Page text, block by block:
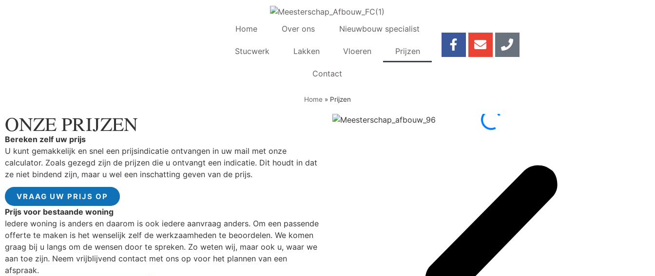
Home Over ons Nieuwbouw specialist
Stucwerk Lakken Vloeren Prijzen
Contact
Home » Prijzen
ONZE PRIJZEN
Bereken zelf uw prijs
U kunt gemakkelijk en snel een prijsindicatie ontvangen in uw mail met onze
calculator. Zoals gezegd zijn de prijzen die u ontvangt een indicatie. Dit houdt in dat
ze niet bindend zijn, maar u wel een inschatting geven van de prijs.
VRAAG UW PRIJS OP
Prijs voor bestaande woning
Iedere woning is anders en daarom is ook iedere aanvraag anders. Om een passende
offerte te maken is het wenselijk zelf de werkzaamheden te beoordelen. We komen
graag bij u langs om de wensen door te spreken. Zo weten wij, maar ook u, waar we
aan toe zijn. Neem vrijblijvend contact met ons op voor het plannen van een
afspraak.